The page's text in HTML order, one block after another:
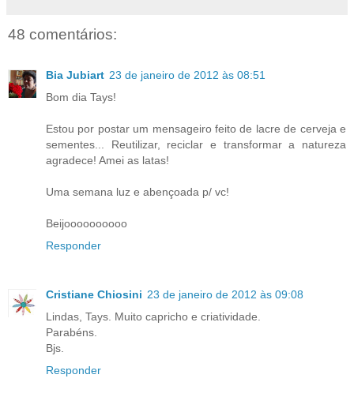
48 comentários:
Bia Jubiart 23 de janeiro de 2012 às 08:51
Bom dia Tays!
Estou por postar um mensageiro feito de lacre de cerveja e
sementes... Reutilizar, reciclar e transformar a natureza
agradece! Amei as latas!
Uma semana luz e abençoada p/ vc!
Beijoooooooooo
Responder
Cristiane Chiosini 23 de janeiro de 2012 às 09:08
Lindas, Tays. Muito capricho e criatividade.
Parabéns.
Bjs.
Responder